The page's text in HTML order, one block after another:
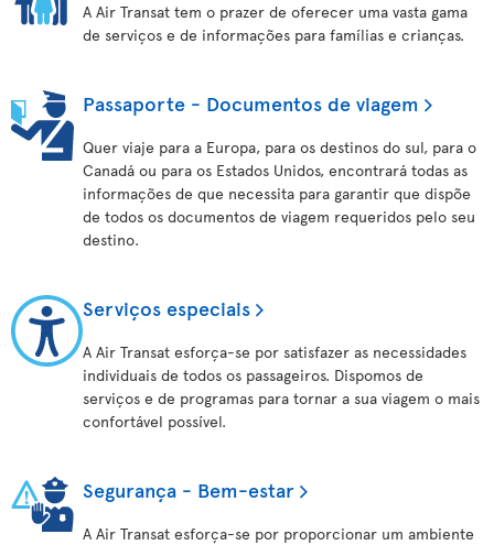
A Air Transat tem o prazer de oferecer uma vasta gama
de serviços e de informações para famílias e crianças.
Passaporte - Documentos de viagem
Quer viaje para a Europa, para os destinos do sul, para o
Canadá ou para os Estados Unidos, encontrará todas as
informações de que necessita para garantir que dispõe
de todos os documentos de viagem requeridos pelo seu
destino.
Serviços especiais
A Air Transat esforça-se por satisfazer as necessidades
individuais de todos os passageiros. Dispomos de
serviços e de programas para tornar a sua viagem o mais
confortável possível.
Segurança - Bem-estar
A Air Transat esforça-se por proporcionar um ambiente